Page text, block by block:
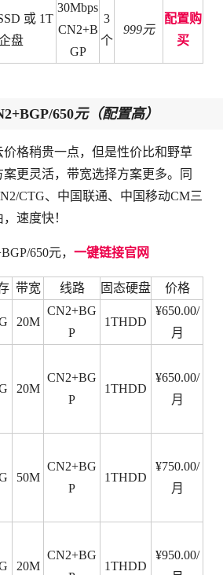
或 1T
盘
30Mbps
CN2+B
GP
3
个
999元
配置购
买
650元（配置高）
格稍贵一点，但是性价比和野草
更灵活，带宽选择方案更多。同
CTG、中国联通、中国移动CM三
速度快！
650元， 一键链接官网
带宽 线路 固态硬盘
价格
20M
CN2+BG
P
1THDD
¥650.00/
月
20M
CN2+BG
P
1THDD
¥650.00/
月
50M
CN2+BG
P
1THDD
¥750.00/
月
20M
CN2+BG
1THDD
¥950.00/